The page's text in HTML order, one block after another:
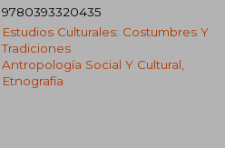
9780393320435
Estudios Culturales: Costumbres Y
Tradiciones
Antropología Social Y Cultural,
Etnografía